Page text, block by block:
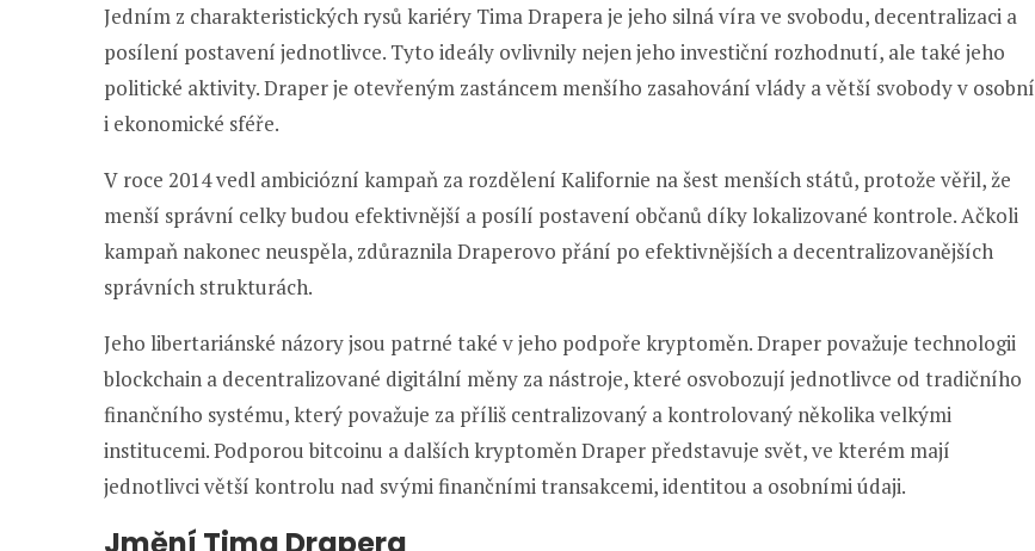
Jedním z charakteristických rysů kariéry Tima Drapera je jeho silná víra ve svobodu, decentralizaci a
posílení postavení jednotlivce. Tyto ideály ovlivnily nejen jeho investiční rozhodnutí, ale také jeho
politické aktivity. Draper je otevřeným zastáncem menšího zasahování vlády a větší svobody v osobní
i ekonomické sféře.
V roce 2014 vedl ambiciózní kampaň za rozdělení Kalifornie na šest menších států, protože věřil, že
menší správní celky budou efektivnější a posílí postavení občanů díky lokalizované kontrole. Ačkoli
kampaň nakonec neuspěla, zdůraznila Draperovo přání po efektivnějších a decentralizovanějších
správních strukturách.
Jeho libertariánské názory jsou patrné také v jeho podpoře kryptoměn. Draper považuje technologii
blockchain a decentralizované digitální měny za nástroje, které osvobozují jednotlivce od tradičního
finančního systému, který považuje za příliš centralizovaný a kontrolovaný několika velkými
institucemi. Podporou bitcoinu a dalších kryptoměn Draper představuje svět, ve kterém mají
jednotlivci větší kontrolu nad svými finančními transakcemi, identitou a osobními údaji.